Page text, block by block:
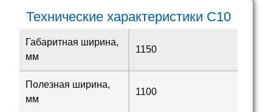
Технические характеристики С10
Габаритная ширина,
мм
1150
Полезная ширина,
мм
1100